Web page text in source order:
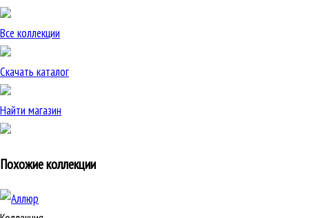
Все коллекции
Скачать каталог
Найти магазин
Похожие коллекции